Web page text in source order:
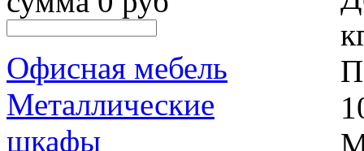
Офисная мебель
Металлические
шкафы